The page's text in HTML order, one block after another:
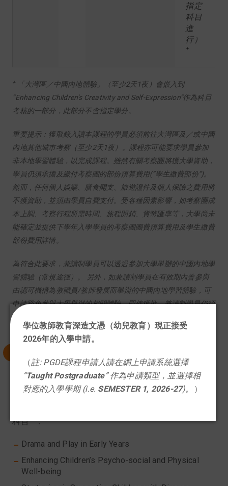
指定
科目
進
行）
+
+
「大灣區／中國內地體驗」（至少2天1夜）會嵌入到
“Enhancing Children’s Creativity and Self-Expression”作為科目
考核的一部分，此部分不含指定學分。
重要提示：獲取錄入讀本課程的學員必須前往大灣區及／或中國
內地其他城巿考察（至少2天1夜）。課程亦可能要求學員參加
非本地學習體驗，以完成課程。雖然有關考察團將獲大學資助，
學員仍須承擔及繳付考察團的部份預算費用(“學生繳費部份”)。
然而，任何個人娛樂、膳食開支、旅遊證件及個人保險之費用將
不獲資助，並須由學員自費支付。受各種因素影響，如考察團成
本上調、考察行程所需時間、旅程開銷、貨幣匯率等，大學尚未
能確定並提供下學年入學學員的考察團團費預算費用及學生繳費
部份費用詳情。
為符合此要求，兼讀制學員可以透過參加大學舉辦的中國內地學
習體驗（常規途徑）。 另外，如兼讀制學員在有效期內曾參與
由認可機構為教職員/教師發展而舉辦的中國內地學習體驗，可
申請豁免參與大學舉辦的相關體驗。即使獲批，兼讀制學員仍須
完成有關科目的相關評核。請向課程辦公室查詢詳情。
選修科目
選修科目為學員提供延伸學習，這些學習內容可與課程
相關，也可以專業發展為導向。學員需根據自身的專業
科目
：
Drama and Play in Early Years
Enhancing Children’s Psycho-social and Physical
Well-being
學位教師教育深造文憑（幼兒教育）現正接受
2026年的入學申請。
（註: PGDE課程申請人請在網上申請系統選擇
“Taught Postgraduate” 作為申請類型，並選擇相
對應的入學學期 (i.e. SEMESTER 1, 2026-27)。 ）